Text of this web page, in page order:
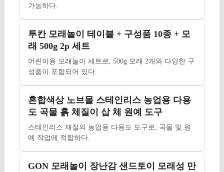
가능하다.
투칸 모래놀이 테이블 + 구성품 10종 + 모
래 500g 2p 세트
어린이용 모래놀이 세트로, 500g 모래 2개와 다양한 구
성품이 포함되어 있다.
혼합색상 노브몰 스테인리스 농업용 다용
도 곡물 흙 체질이 삽 체 원예 도구
스테인리스 재질의 농업용 다용도 도구로, 곡물 및 원
예 작업에 적합하다.
GON 모래놀이 장난감 샌드토이 모래성 만